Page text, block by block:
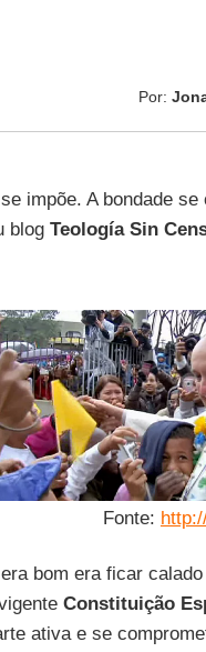
Por:
impõe. A bondade se
blog Teología Sin
Fonte:
bom era ficar
Constituição
ativa e se